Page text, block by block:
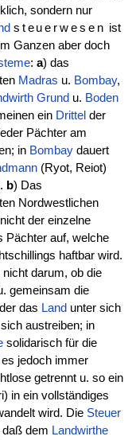
sondern nur
steuerwesen ist
Ganzen aber doch
: a) das
Madras u. Bombay,
Grund u. Boden
ein Drittel der
Pächter am
in Bombaydauert
(Ryot, Reiot)
b) Das
Nordwestlichen
der einzelne
Pächter auf, welche
haftbar wird.
darum, ob die
gemeinsam die
das Land unter sich
austreiben; in
solidarisch für die
jedoch immer
getrennt u. so ein
in ein vollständiges
wird. Die Steuer
dem Landwirthe